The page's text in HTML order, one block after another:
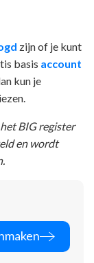
zijn of je kunt
basis account
kun je
BIG register
en wordt